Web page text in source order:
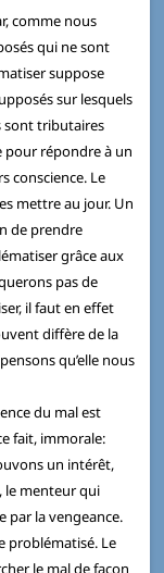
comme nous
qui ne sont
suppose
sur lesquels
sont tributaires
pour répondre à un
conscience. Le
mettre au jour. Un
de prendre
grâce aux
pas de
il faut en effet
diffère de la
qu’elle nous
du mal est
fait, immorale:
un intérêt,
le menteur qui
par la vengeance.
problématisé. Le
le mal de façon